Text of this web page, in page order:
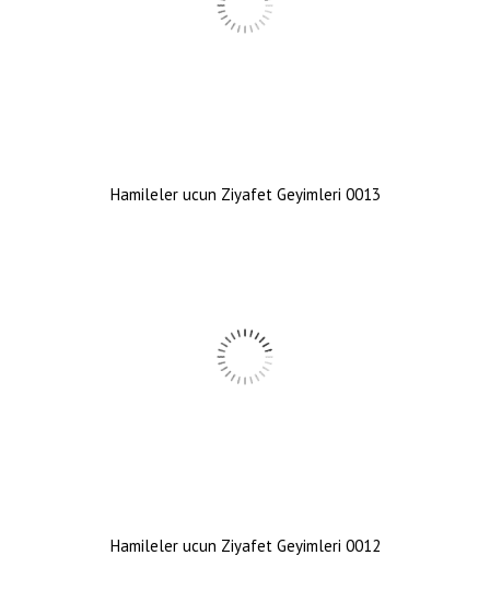
Hamileler ucun Ziyafet Geyimleri 0013
Hamileler ucun Ziyafet Geyimleri 0012